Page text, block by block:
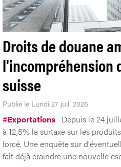
Droits de douane
l'incompréhension
suisse
Publié le Lundi 27 juil. 2026
#Exportations Depuis le 24
à 12,5% la surtaxe sur les
forcé. Une enquête sur
fait déjà craindre une nouvelle